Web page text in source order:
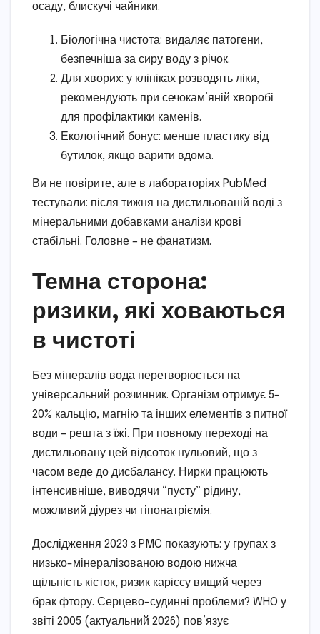
осаду, блискучі чайники.
Біологічна чистота: видаляє патогени,
безпечніша за сиру воду з річок.
Для хворих: у клініках розводять ліки,
рекомендують при сечокам’яній хворобі
для профілактики каменів.
Екологічний бонус: менше пластику від
бутилок, якщо варити вдома.
Ви не повірите, але в лабораторіях PubMed
тестували: після тижня на дистильованій воді з
мінеральними добавками аналізи крові
стабільні. Головне – не фанатизм.
Темна сторона:
ризики, які ховаються
в чистоті
Без мінералів вода перетворюється на
універсальний розчинник. Організм отримує 5-
20% кальцію, магнію та інших елементів з питної
води – решта з їжі. При повному переході на
дистильовану цей відсоток нульовий, що з
часом веде до дисбалансу. Нирки працюють
інтенсивніше, виводячи “пусту” рідину,
можливий діурез чи гіпонатріємія.
Дослідження 2023 з PMC показують: у групах з
низько-мінералізованою водою нижча
щільність кісток, ризик карієсу вищий через
брак фтору. Серцево-судинні проблеми? WHO у
звіті 2005 (актуальний 2026) пов’язує